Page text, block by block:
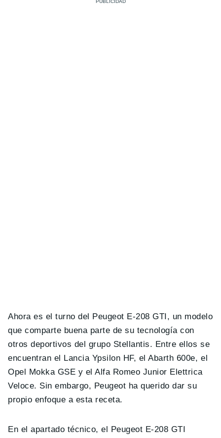
Ahora es el turno del Peugeot E-208 GTI, un modelo
que comparte buena parte de su tecnología con
otros deportivos del grupo Stellantis. Entre ellos se
encuentran el Lancia Ypsilon HF, el Abarth 600e, el
Opel Mokka GSE y el Alfa Romeo Junior Elettrica
Veloce. Sin embargo, Peugeot ha querido dar su
propio enfoque a esta receta.
En el apartado técnico, el Peugeot E-208 GTI